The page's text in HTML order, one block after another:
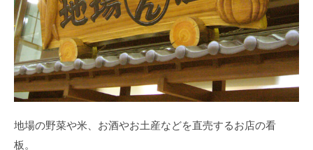
地場の野菜や米、お酒やお土産などを直売するお店の看
板。